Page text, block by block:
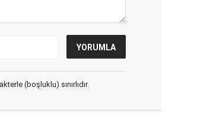
(boşluklu) sınırlıdır.